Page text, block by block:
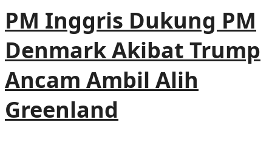
PM Inggris Dukung PM
Denmark Akibat Trump
Ancam Ambil Alih
Greenland